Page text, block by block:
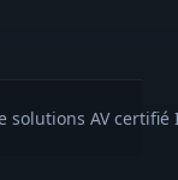
AV certifié